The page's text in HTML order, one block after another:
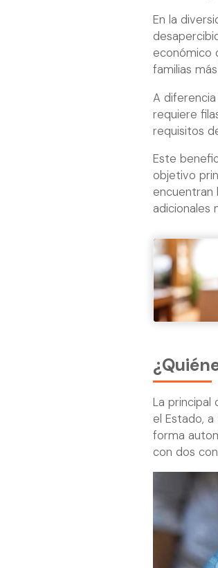
En la
económico
familias
A
requiere
requisitos
Este
objetivo
encuentran
adicionales
La
el Estado,
forma
con dos